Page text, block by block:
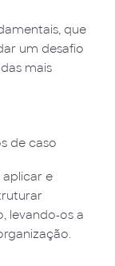
que
um desafio
mais
de caso
e
levando-os a